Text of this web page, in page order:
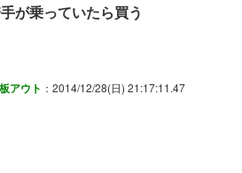
が乗っていたら買う
アウト ：2014/12/28(日) 21:17:11.47